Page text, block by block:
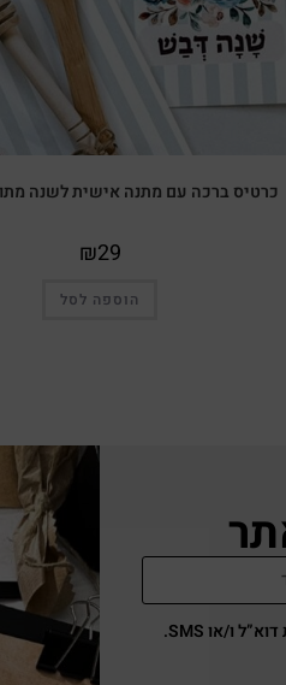
כרטיס ברכה עם מתנה אישית לשנה
₪29
הוספה לסל